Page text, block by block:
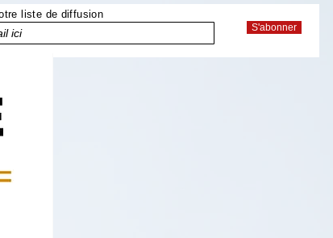
liste de diffusion
S'abonner